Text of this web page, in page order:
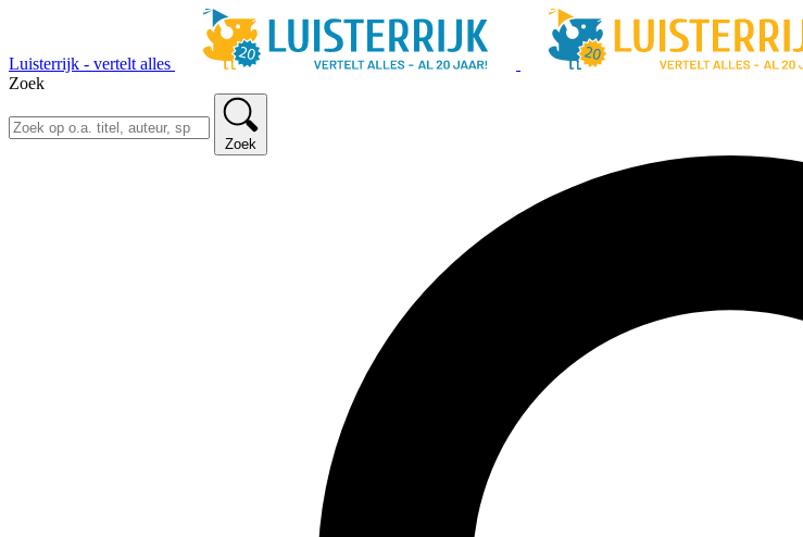
Luisterrijk - vertelt alles
Zoek
Zoek